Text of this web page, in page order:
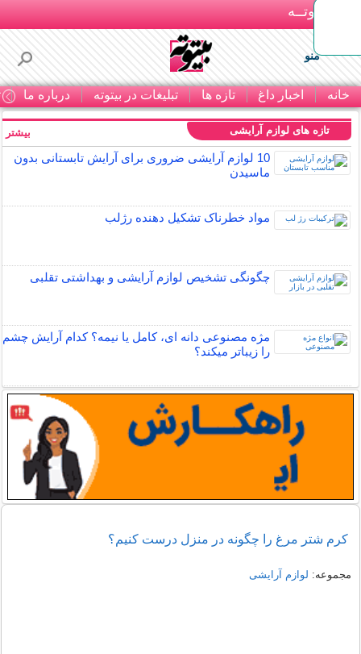
بـیتوتــه
منو
خانه اخبار داغ تازه ها تبلیغات در بیتوته درباره ما
تازه های لوازم آرایشی
10 لوازم آرایشی ضروری برای آرایش تابستانی بدون
ماسیدن
مواد خطرناک تشکیل دهنده رژلب
چگونگی تشخیص لوازم آرایشی و بهداشتی تقلبی
مژه مصنوعی دانه ای، کامل یا نیمه؟ کدام آرایش چشم
را زیباتر میکند؟
بیشتر
کرم شتر مرغ را چگونه در منزل درست کنیم؟
مجموعه: لوازم آرایشی